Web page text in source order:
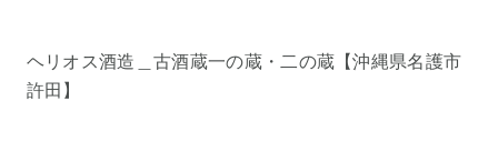
ヘリオス酒造＿古酒蔵一の蔵・二の蔵【沖縄県名護市
許田】